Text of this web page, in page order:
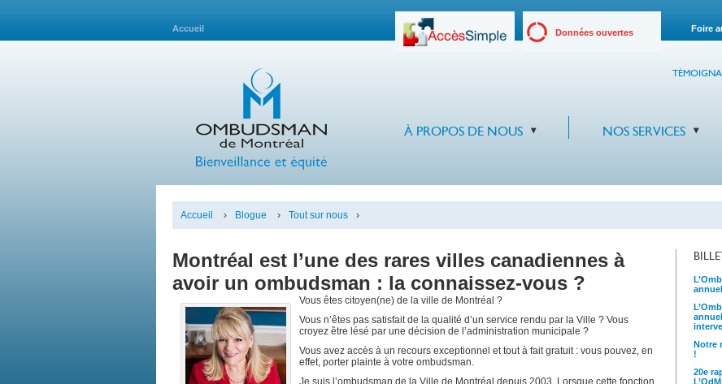
Accueil Données ouvertes Foire
À PROPOS DE NOUS NOS SERVICES
Accueil › Blogue › Tout sur nous ›
Montréal est l’une des rares villes canadiennes à
avoir un ombudsman : la connaissez-vous ?
Vous êtes citoyen(ne) de la ville de Montréal ?
Vous n’êtes pas satisfait de la qualité d’un service rendu par la Ville ? Vous
croyez être lésé par une décision de l’administration municipale ?
Vous avez accès à un recours exceptionnel et tout à fait gratuit : vous pouvez, en
effet, porter plainte à votre ombudsman.
Je suis l’ombudsman de la Ville de Montréal depuis 2003. Lorsque cette fonction
Notre
!
20e